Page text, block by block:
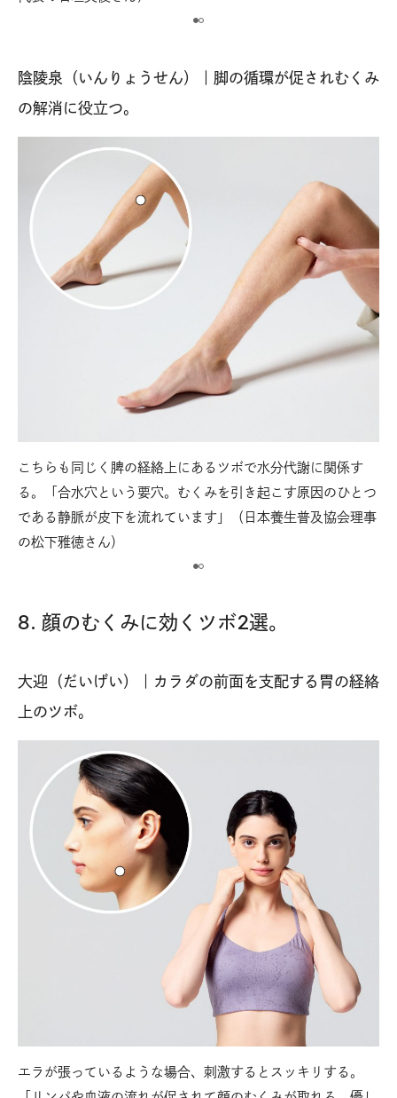
陰陵泉（いんりょうせん）｜脚の循環が促されむくみ
の解消に役立つ。
こちらも同じく脾の経絡上にあるツボで水分代謝に関係す
る。「合水穴という要穴。むくみを引き起こす原因のひとつ
である静脈が皮下を流れています」（日本養生普及協会理事
の松下雅徳さん）
8. 顔のむくみに効くツボ2選。
大迎（だいげい）｜カラダの前面を支配する胃の経絡
上のツボ。
エラが張っているような場合、刺激するとスッキリする。